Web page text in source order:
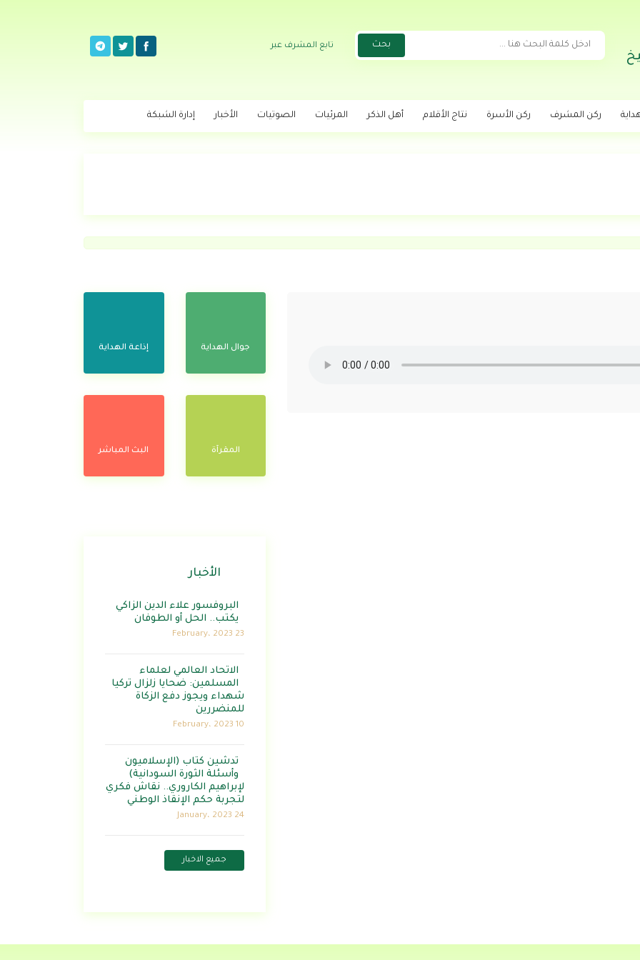
تابع المشرف عبر
ركن المشرف ركن الأسرة نتاج الأقلام أهل الذكر المرئيات الصوتيات الأخبار إدارة الشبكة
جوال الهداية إذاعة الهداية
المقرآة البث المباشر
الأخبار
البروفسور علاء الدين الزاكي
يكتب.. الحل أو الطوفان
23 February، 2023
الاتحاد العالمي لعلماء
المسلمين: ضحايا زلزال تركيا
شهداء ويجوز دفع الزكاة
للمنضررين
10 February، 2023
تدشين كتاب (الإسلاميون
وأسئلة الثورة السودانية)
لإبراهيم الكاروري.. نقاش فكري
لتجربة حكم الإنقاذ الوطني
24 January، 2023
جميع الاخبار